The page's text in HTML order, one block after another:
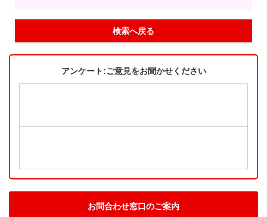
検索へ戻る
アンケート:ご意見をお聞かせください
お問合わせ窓口のご案内